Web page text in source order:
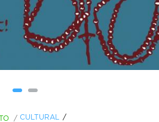
/ CULTURAL